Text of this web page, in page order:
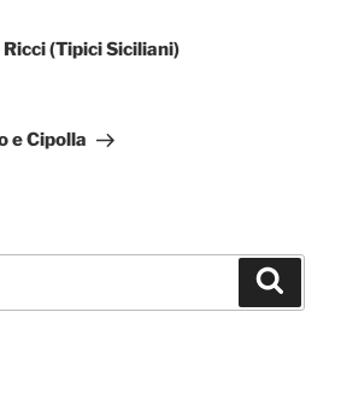
(Tipici Siciliani)
e Cipolla